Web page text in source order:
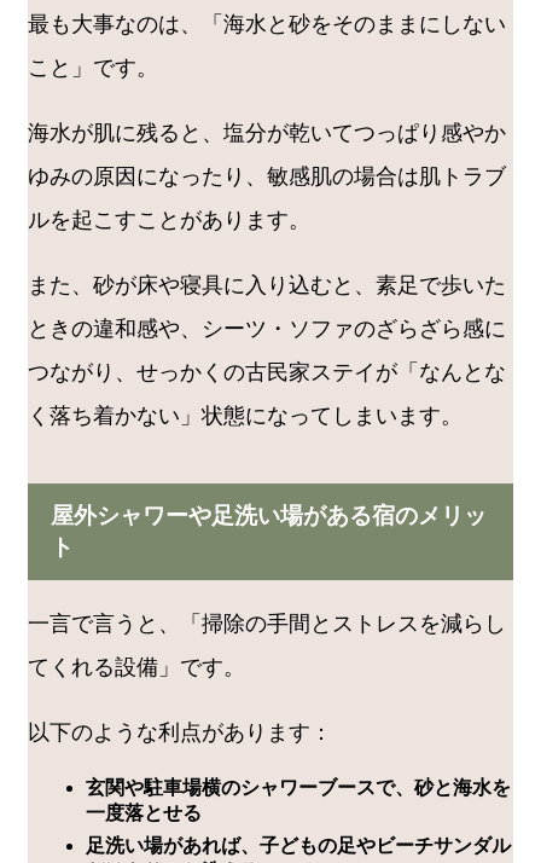
最も大事なのは、「海水と砂をそのままにしない
こと」です。
海水が肌に残ると、塩分が乾いてつっぱり感やか
ゆみの原因になったり、敏感肌の場合は肌トラブ
ルを起こすことがあります。
また、砂が床や寝具に入り込むと、素足で歩いた
ときの違和感や、シーツ・ソファのざらざら感に
つながり、せっかくの古民家ステイが「なんとな
く落ち着かない」状態になってしまいます。
屋外シャワーや足洗い場がある宿のメリッ
ト
一言で言うと、「掃除の手間とストレスを減らし
てくれる設備」です。
以下のような利点があります：
玄関や駐車場横のシャワーブースで、砂と海水を
一度落とせる
足洗い場があれば、子どもの足やビーチサンダル